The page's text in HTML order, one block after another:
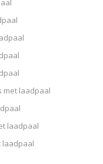
met laadpaal
laadpaal
laadpaal